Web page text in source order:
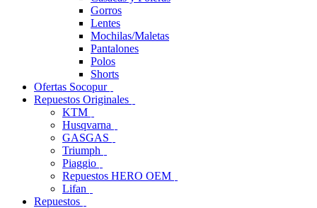
Gorros
Lentes
Mochilas/Maletas
Pantalones
Polos
Shorts
Ofertas Socopur
Repuestos Originales
KTM
Husqvarna
GASGAS
Triumph
Piaggio
Repuestos HERO OEM
Lifan
Repuestos